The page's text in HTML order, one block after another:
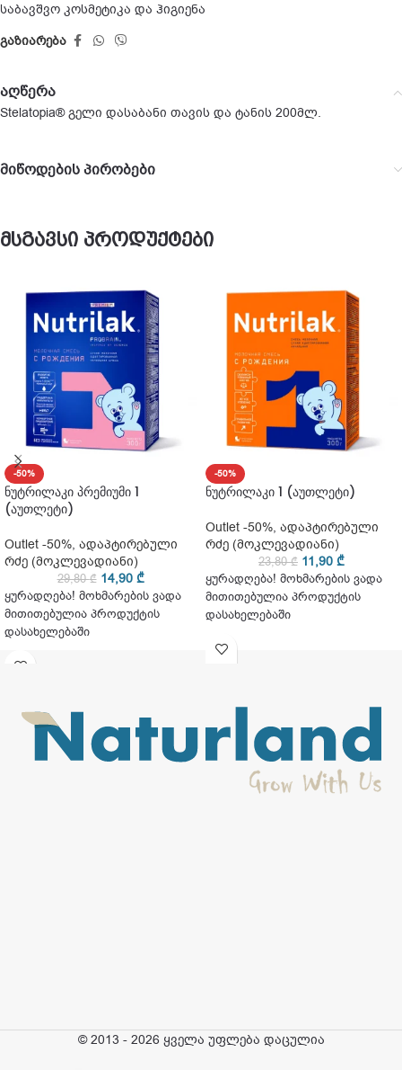
საბავშვო კოსმეტიკა და ჰიგიენა
გაზიარება
აღწერა
Stelatopia® გელი დასაბანი თავის და ტანის 200მლ.
მიწოდების პირობები
მსგავსი პროდუქტები
-50%
ნუტრილაკი პრემიუმი 1
(აუთლეტი)
Outlet -50%, ადაპტირებული
რძე (მოკლევადიანი)
29,80₾ 14,90 ₾
ყურადღება! მოხმარების ვადა
მითითებულია პროდუქტის
დასახელებაში
-50%
ნუტრილაკი 1 (აუთლეტი)
Outlet -50%, ადაპტირებული
რძე (მოკლევადიანი)
23,80₾ 11,90 ₾
ყურადღება! მოხმარების ვადა
მითითებულია პროდუქტის
დასახელებაში
© 2013 - 2026 ყველა უფლება დაცულია